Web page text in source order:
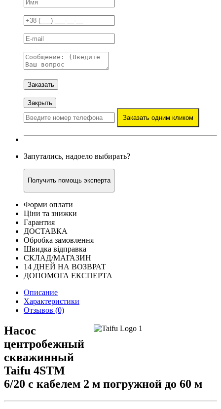
Заказать
Закрыть
Заказать одним кликом
Запутались, надоело выбирать?
Получить помощь эксперта
Форми оплати
Ціни та знижки
Гарантия
ДОСТАВКА
Обробка замовлення
Швидка відправка
СКЛАД/МАГАЗИН
14 ДНЕЙ НА ВОЗВРАТ
ДОПОМОГА ЕКСПЕРТА
Описание
Характеристики
Отзывов (0)
Насос
центробежный
скважинный
Taifu 4STM
6/20 с кабелем 2 м погружной до 60 м